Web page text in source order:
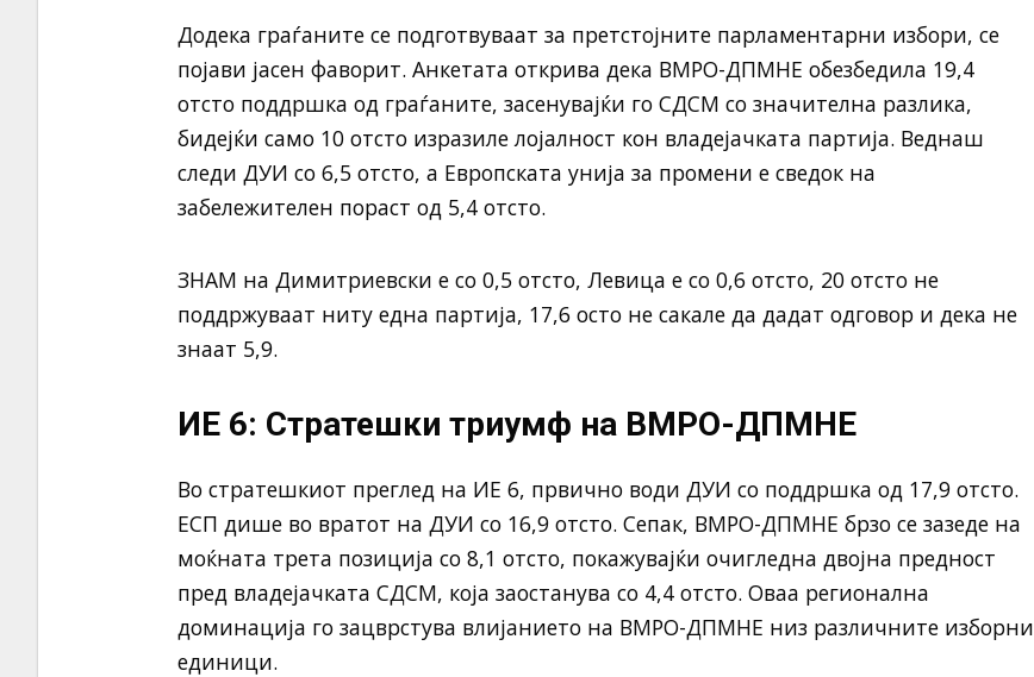
Додека граѓаните се подготвуваат за претстојните парламентарни избори, се
појави јасен фаворит. Анкетата открива дека ВМРО-ДПМНЕ обезбедила 19,4
отсто поддршка од граѓаните, засенувајќи го СДСМ со значителна разлика,
бидејќи само 10 отсто изразиле лојалност кон владејачката партија. Веднаш
следи ДУИ со 6,5 отсто, а Европската унија за промени е сведок на
забележителен пораст од 5,4 отсто.
ЗНАМ на Димитриевски е со 0,5 отсто, Левица е со 0,6 отсто, 20 отсто не
поддржуваат ниту една партија, 17,6 осто не сакале да дадат одговор и дека не
знаат 5,9.
ИЕ 6: Стратешки триумф на ВМРО-ДПМНЕ
Во стратешкиот преглед на ИЕ 6, првично води ДУИ со поддршка од 17,9 отсто.
ЕСП дише во вратот на ДУИ со 16,9 отсто. Сепак, ВМРО-ДПМНЕ брзо се зазеде на
моќната трета позиција со 8,1 отсто, покажувајќи очигледна двојна предност
пред владејачката СДСМ, која заостанува со 4,4 отсто. Оваа регионална
доминација го зацврстува влијанието на ВМРО-ДПМНЕ низ различните изборни
единици.